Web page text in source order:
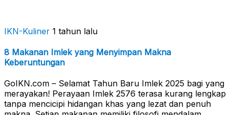
IKN-Kuliner 1 tahun lalu
8 Makanan Imlek yang Menyimpan Makna
Keberuntungan
GoIKN.com – Selamat Tahun Baru Imlek 2025 bagi yang
merayakan! Perayaan Imlek 2576 terasa kurang lengkap
tanpa mencicipi hidangan khas yang lezat dan penuh